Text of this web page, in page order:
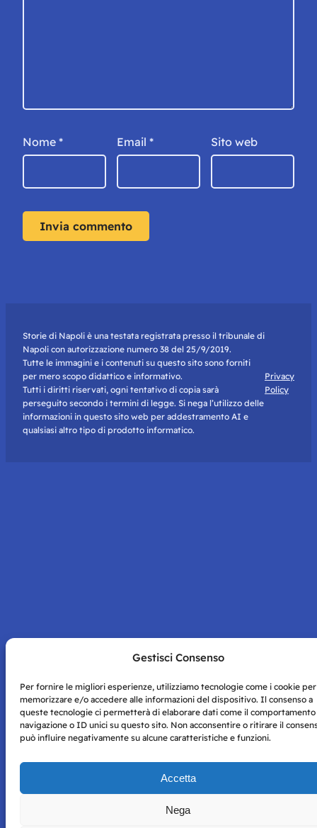
Gestisci Consenso
Per fornire le migliori esperienze, utilizziamo tecnologie come i cookie per
memorizzare e/o accedere alle informazioni del dispositivo. Il consenso a
queste tecnologie ci permetterà di elaborare dati come il
navigazione o ID unici su questo sito. Non acconsentire o ritirare il
può influire negativamente su alcune caratteristiche e funzioni.
Accetta
Nega
Nome * Email * Sito web
Storie di Napoli è una testata registrata presso il tribunale di
Napoli con autorizzazione numero 38 del 25/9/2019.
Tutte le immagini e i contenuti su questo sito sono forniti
per mero scopo didattico e informativo.
Tutti i diritti riservati, ogni tentativo di copia sarà
perseguito secondo i termini di legge. Si nega l’utilizzo delle
informazioni in questo sito web per addestramento AI e
qualsiasi altro tipo di prodotto informatico.
Privacy
Policy